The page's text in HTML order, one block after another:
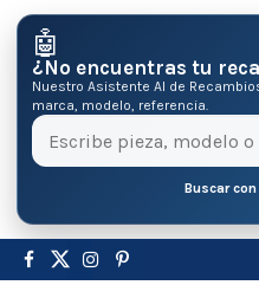
🤖
¿No encuentras tu
Nuestro Asistente AI de
marca, modelo, referencia.
Buscar